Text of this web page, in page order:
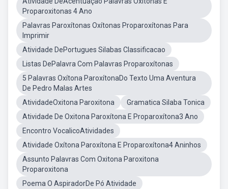
Proparoxitonas 4 Ano
Palavras Paroxítonas Oxítonas Proparoxítonas Para
Imprimir
Atividade DePortugues Silabas Classificacao
Listas DePalavra Com Palavras Proparoxítonas
5 Palavras Oxítona ParoxítonaDo Texto Uma Aventura
De Pedro Malas Artes
AtividadeOxitona Paroxitona
Gramatica Silaba Tonica
Atividade De Oxitona Paroxítona E Proparoxítona3 Ano
Encontro VocalicoAtividades
Atividade Oxítona Paroxítona E Proparoxítona4 Aninhos
Assunto Palavras Com Oxitona Paroxitona
Proparoxitona
Poema O AspiradorDe Pó Atividade